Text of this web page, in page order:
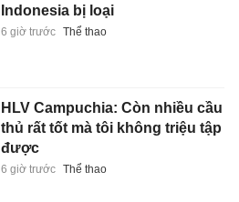
Indonesia bị loại
6 giờ trước Thể thao
HLV Campuchia: Còn nhiều cầu
thủ rất tốt mà tôi không triệu tập
được
6 giờ trước Thể thao